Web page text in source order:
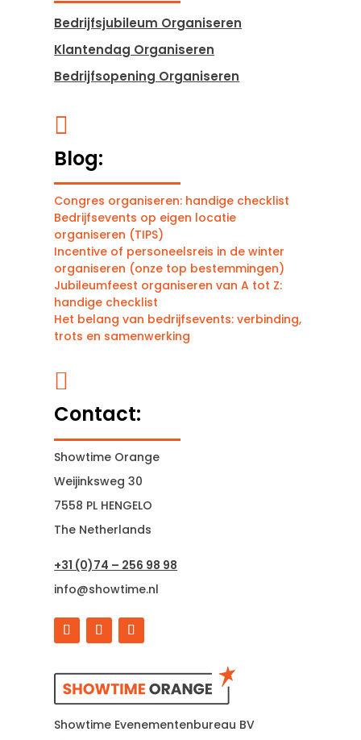
Bedrijfsjubileum Organiseren
Klantendag Organiseren
Bedrijfsopening Organiseren

Blog:
Congres organiseren: handige checklist
Bedrijfsevents op eigen locatie
organiseren (TIPS)
Incentive of personeelsreis in de winter
organiseren (onze top bestemmingen)
Jubileumfeest organiseren van A tot Z:
handige checklist
Het belang van bedrijfsevents: verbinding,
trots en samenwerking

Contact:
Showtime Orange
Weijinksweg 30
7558 PL HENGELO
The Netherlands
+31 (0)74 – 256 98 98
info@showtime.nl
Showtime Evenementenbureau BV